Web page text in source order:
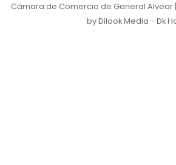
Cámara de Comercio de General Alvear
by Dilook Media - Dk